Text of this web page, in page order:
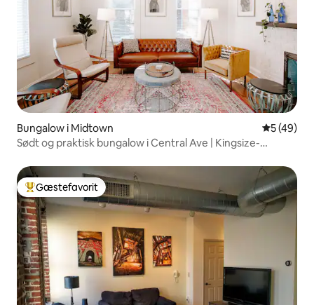
Bungalow i Midtown 5 ud af 5 i
5 (49)
Sødt og praktisk bungalow i Central Ave | Kingsize-
Bedste gæstefavorit
Gæstefavorit